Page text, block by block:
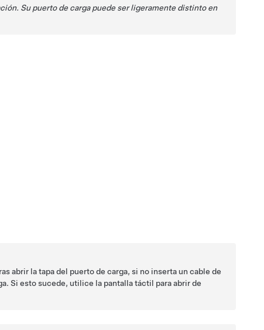
Su puerto de carga puede ser ligeramente distinto en
abrir la tapa del puerto de carga, si no inserta un cable de
Si esto sucede, utilice la pantalla táctil para abrir de